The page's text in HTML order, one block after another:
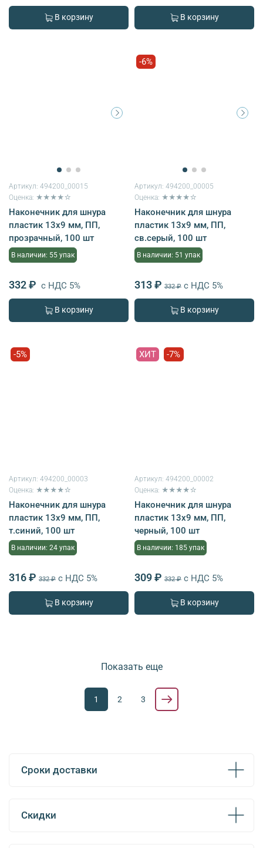
В корзину В корзину
Артикул: 494200_00015
Оценка: ★★★★☆
Наконечник для шнура
пластик 13х9 мм, ПП,
прозрачный, 100 шт
В наличии: 55 упак
332 ₽ с НДС 5%
В корзину
-6%
Артикул: 494200_00005
Оценка: ★★★★☆
Наконечник для шнура
пластик 13х9 мм, ПП,
св.серый, 100 шт
В наличии: 51 упак
313 ₽ 332 ₽ с НДС 5%
В корзину
-5%
Артикул: 494200_00003
Оценка: ★★★★☆
Наконечник для шнура
пластик 13х9 мм, ПП,
т.синий, 100 шт
В наличии: 24 упак
316 ₽ 332 ₽ с НДС 5%
В корзину
ХИТ -7%
Артикул: 494200_00002
Оценка: ★★★★☆
Наконечник для шнура
пластик 13х9 мм, ПП,
черный, 100 шт
В наличии: 185 упак
309 ₽ 332 ₽ с НДС 5%
В корзину
Показать еще
1 2 3
Сроки доставки
Скидки